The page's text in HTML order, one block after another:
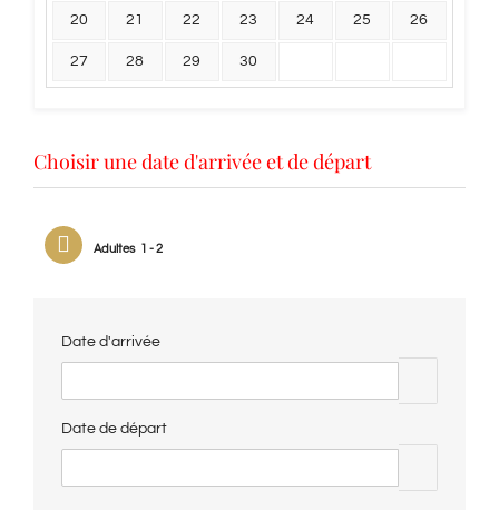
20 21 22 23 24 25 26
27 28 29 30
Choisir une date d'arrivée et de départ
Adultes 1 - 2
Date d'arrivée
Date de départ